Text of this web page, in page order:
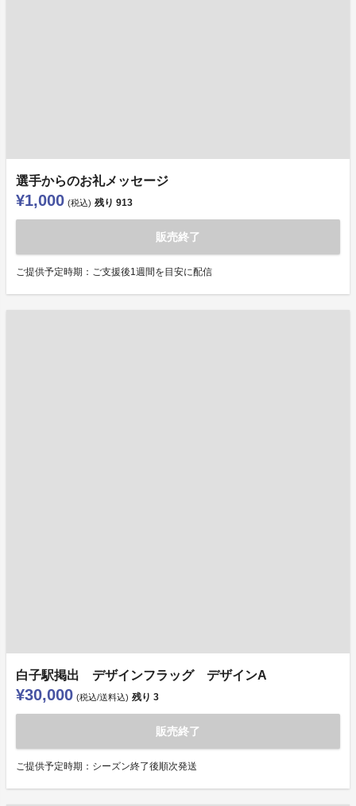
選手からのお礼メッセージ
¥1,000 (税込) 残り 913
販売終了
ご提供予定時期：ご支援後1週間を目安に配信
白子駅掲出 デザインフラッグ デザインA
¥30,000 (税込/送料込) 残り 3
販売終了
ご提供予定時期：シーズン終了後順次発送